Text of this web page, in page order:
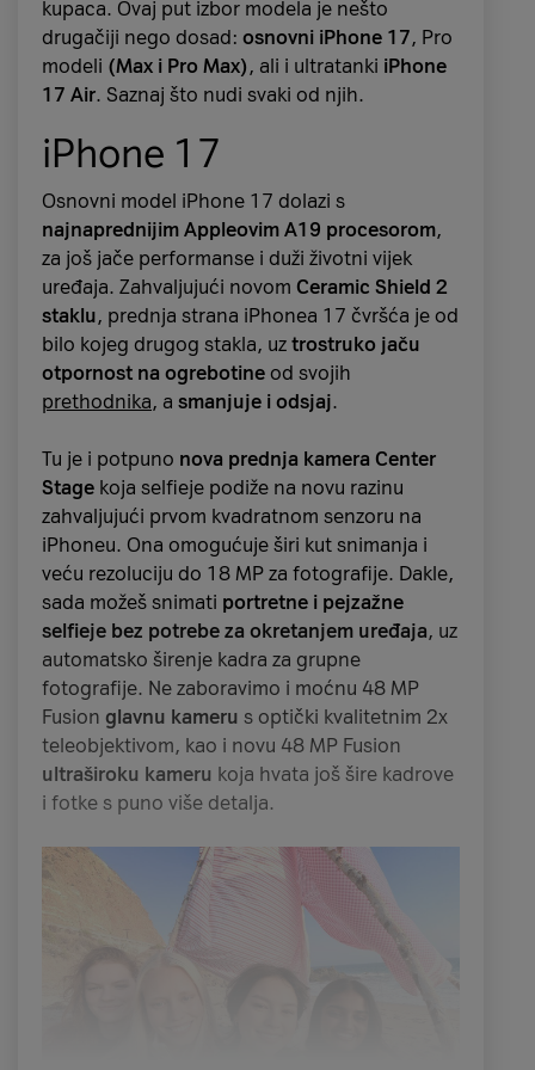
Odbrojavanje dana do Božića izaziva
uzbuđenje i iščekivanje. Adventski kalendari
pomažu ti daosjetiš kontrolujer se radi o
zabavi koja je vremenski određena i
Otvaranjem pretinca završava se jedna faza
zbog čega se možeš osjećati kao da je jedan
dnevni zadatak priveden kraju.
4. Nagrada
Ovo je vjerojatno najočitiji razlog zašto voliš
adventske kalendare. Svakoga dana
minimalni trud dobivaš nagradu, što tvoj
A1 Adventski kalendar
I A1 je pripremio svojadventski kalendarkoji
donosi brojna iznenađenja. Svaki dan od 1. do
25. prosinca posjeti našu web stranicu, otvori
kućicu i pronađi naše posebne ponude i
popuste. Ponude vrijede od dana otvaranja
kućice pa sve do 25. prosinca, isteka zaliha ili
ako nije navedeno drugačije. Svaku kućicu
možeš otvoriti retroaktivno te vidjeti ponude iz
prethodnih dana.
Vejmelka s Pravnog fakulteta Sveučilišta u
Zagrebupredstavila jerezultate istraživanja o
vršnjačkom i online nasilju među
osnovnoškolcima u Hrvatskoj koji su pokazali
da je
više od trećine djece (34,2 posto) barem
jednom mjesečno izloženo elektroničkom
nasilju
, a
četvrtina (24,1 posto) ga u istom
periodu počini
. Posebno zabrinjava činjenica
da jeviše od četvrtine učenika barem jednom
primilo seksualne ili neprimjerene sadržaje od
nepoznatih osoba
putem interneta te da je
gotovo svako sedmo dijete (14,8%) u
osnovnoj školi barem jednom putem interneta
dogovorilo susret uživo s nepoznatom
osobom
O rezultatima istraživanja razgovaralo se na
panelu u kojem su
Denis Rukavina
službenik za kibernetičku sigurnost, prof. dr.
sc.
Zvonimir Paštar, psihijatar Klinike za
psihijatriju Vrapče iIva Ančić
, rukovoditeljica
brenda, marketinških komunikacija i digitalnog
poslovanja u A1 Hrvatska, naglasili važnost
rane i kontinuirane prevencije te edukacije
prilagođene djeci, roditeljima i nastavnicima
kupaca. Ovaj put izbor modela je nešto
drugačiji nego dosad: osnovni iPhone 17, Pro
modeli (Max i Pro Max) , ali i ultratanki iPhone
17 Air. Saznaj što nudi svaki od njih.
iPhone 17
Osnovni model iPhone 17 dolazi s
najnaprednijim Appleovim A19 procesorom,
za još jače performanse i duži životni vijek
uređaja. Zahvaljujući novom Ceramic Shield 2
staklu, prednja strana iPhonea 17 čvršća je od
bilo kojeg drugog stakla, uz trostruko jaču
otpornost na ogrebotine od svojih
prethodnika, a smanjuje i odsjaj.
Tu je i potpuno nova prednja kamera Center
Stage koja selfieje podiže na novu razinu
zahvaljujući prvom kvadratnom senzoru na
iPhoneu. Ona omogućuje širi kut snimanja i
veću rezoluciju do 18 MP za fotografije. Dakle,
sada možeš snimati portretne i pejzažne
selfieje bez potrebe za okretanjem uređaja, uz
automatsko širenje kadra za grupne
fotografije. Ne zaboravimo i moćnu 48 MP
Fusion glavnu kameru s optički kvalitetnim 2x
teleobjektivom, kao i novu 48 MP Fusion
ultraširoku kameru koja hvata još šire kadrove
i fotke s puno više detalja.